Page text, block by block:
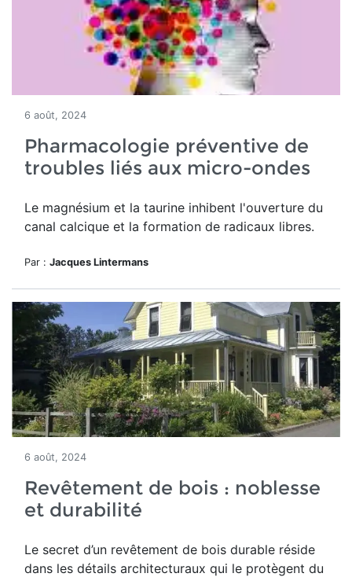
6 août, 2024
Pharmacologie préventive de
troubles liés aux micro-ondes
Le magnésium et la taurine inhibent l'ouverture du
canal calcique et la formation de radicaux libres.
Par : Jacques Lintermans
6 août, 2024
Revêtement de bois : noblesse
et durabilité
Le secret d’un revêtement de bois durable réside
dans les détails architecturaux qui le protègent du